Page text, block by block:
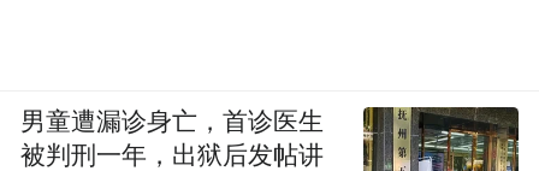
男童遭漏诊身亡，首诊医生
被判刑一年，出狱后发帖讲